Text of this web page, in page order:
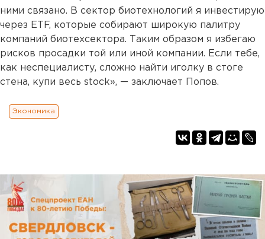
ними связано. В сектор биотехнологий я инвестирую
через ETF, которые собирают широкую палитру
компаний биотехсектора. Таким образом я избегаю
рисков просадки той или иной компании. Если тебе,
как неспециалисту, сложно найти иголку в стоге
стена, купи весь stock», — заключает Попов.
Экономика